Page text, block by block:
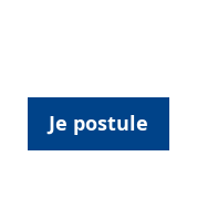
Je postule